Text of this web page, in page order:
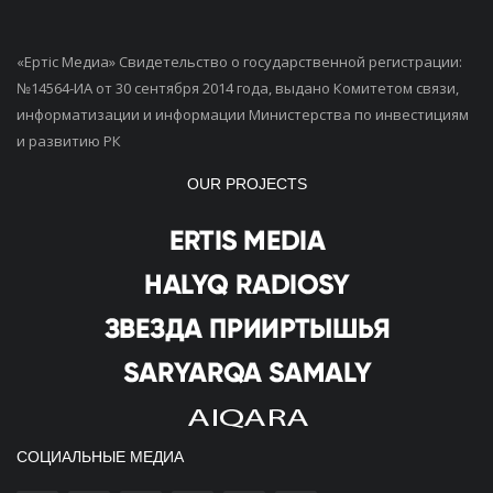
«Ертiс Медиа» Свидетельство о государственной регистрации:
№14564-ИА от 30 сентября 2014 года, выдано Комитетом связи,
информатизации и информации Министерства по инвестициям
и развитию РК
OUR PROJECTS
СОЦИАЛЬНЫЕ МЕДИА